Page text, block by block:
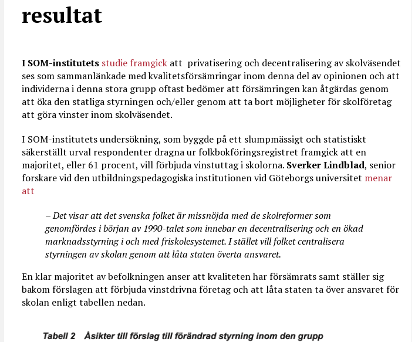
resultat
I SOM-institutets studie framgick att privatisering och decentralisering av skolväsendet
ses som sammanlänkade med kvalitetsförsämringar inom denna del av opinionen och att
individerna i denna stora grupp oftast bedömer att försämringen kan åtgärdas genom
att öka den statliga styrningen och/eller genom att ta bort möjligheter för skolföretag
att göra vinster inom skolväsendet.
I SOM-institutets undersökning, som byggde på ett slumpmässigt och statistiskt
säkerställt urval respondenter dragna ur folkbokföringsregistret framgick att en
majoritet, eller 61 procent, vill förbjuda vinstuttag i skolorna. Sverker Lindblad, senior
forskare vid den utbildningspedagogiska institutionen vid Göteborgs universitet menar
att
– Det visar att det svenska folket är missnöjda med de skolreformer som
genomfördes i början av 1990-talet som innebar en decentralisering och en ökad
marknadsstyrning i och med friskolesystemet. I stället vill folket centralisera
styrningen av skolan genom att låta staten överta ansvaret.
En klar majoritet av befolkningen anser att kvaliteten har försämrats samt ställer sig
bakom förslagen att förbjuda vinstdrivna företag och att låta staten ta över ansvaret för
skolan enligt tabellen nedan.